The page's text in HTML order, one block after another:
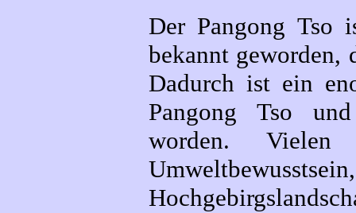
Der Pangong
bekannt geworden,
Dadurch ist ein
Pangong Tso
worden.